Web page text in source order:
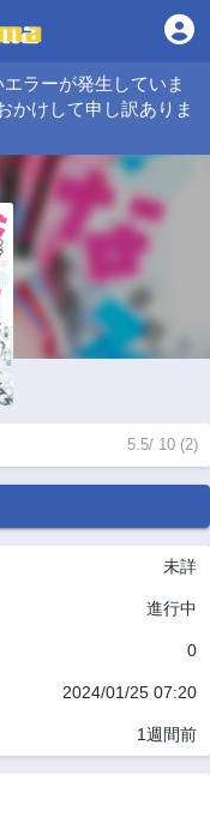
ラーが発生していま
かけして申し訳ありま
5.5/ 10 (2)
未詳
進行中
0
2024/01/25 07:20
1週間前